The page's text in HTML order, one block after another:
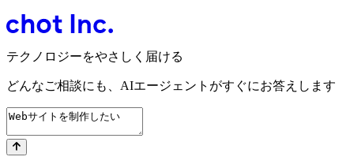
テクノロジーをやさしく届ける
どんなご相談にも、 AIエージェントがすぐにお答えします